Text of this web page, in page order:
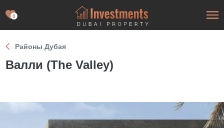
0
Районы Дубая
Валли (The Valley)